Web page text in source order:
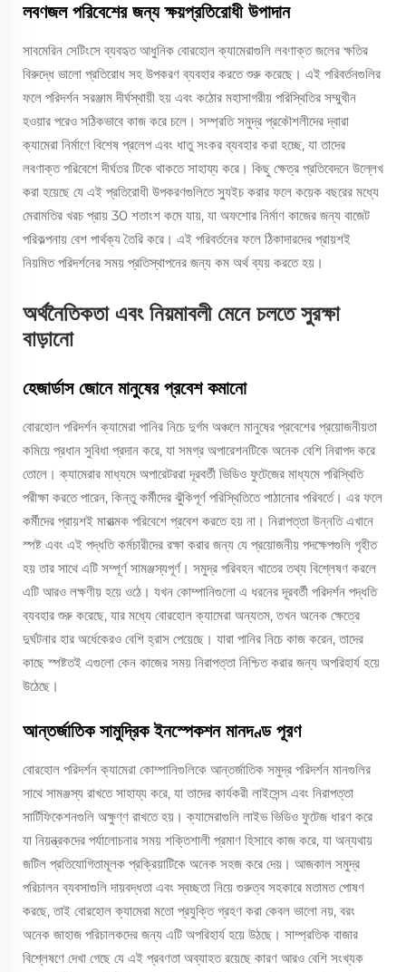
লবণজল পরিবেশের জন্য ক্ষয়প্রতিরোধী উপাদান
সাবমেরিন সেটিংসে ব্যবহৃত আধুনিক বোরহোল ক্যামেরাগুলি লবণাক্ত জলের ক্ষতির
বিরুদ্ধে ভালো প্রতিরোধ সহ উপকরণ ব্যবহার করতে শুরু করেছে। এই পরিবর্তনগুলির
ফলে পরিদর্শন সরঞ্জাম দীর্ঘস্থায়ী হয় এবং কঠোর মহাসাগরীয় পরিস্থিতির সম্মুখীন
হওয়ার পরেও সঠিকভাবে কাজ করে চলে। সম্প্রতি সমুদ্র প্রকৌশলীদের দ্বারা
ক্যামেরা নির্মাণে বিশেষ প্রলেপ এবং ধাতু সংকর ব্যবহার করা হচ্ছে, যা তাদের
লবণাক্ত পরিবেশে দীর্ঘতর টিকে থাকতে সাহায্য করে। কিছু ক্ষেত্র প্রতিবেদনে উল্লেখ
করা হয়েছে যে এই প্রতিরোধী উপকরণগুলিতে স্যুইচ করার ফলে কয়েক বছরের মধ্যে
মেরামতির খরচ প্রায় 30 শতাংশ কমে যায়, যা অফশোর নির্মাণ কাজের জন্য বাজেট
পরিকল্পনায় বেশ পার্থক্য তৈরি করে। এই পরিবর্তনের ফলে ঠিকাদারদের প্রায়শই
নিয়মিত পরিদর্শনের সময় প্রতিস্থাপনের জন্য কম অর্থ ব্যয় করতে হয়।
অর্থনৈতিকতা এবং নিয়মাবলী মেনে চলতে সুরক্ষা
বাড়ানো
হেজার্ডাস জোনে মানুষের প্রবেশ কমানো
বোরহোল পরিদর্শন ক্যামেরা পানির নিচে দুর্গম অঞ্চলে মানুষের প্রবেশের প্রয়োজনীয়তা
কমিয়ে প্রধান সুবিধা প্রদান করে, যা সমগ্র অপারেশনটিকে অনেক বেশি নিরাপদ করে
তোলে। ক্যামেরার মাধ্যমে অপারেটররা দূরবর্তী ভিডিও ফুটেজের মাধ্যমে পরিস্থিতি
পরীক্ষা করতে পারেন, কিন্তু কর্মীদের ঝুঁকিপূর্ণ পরিস্থিতিতে পাঠানোর পরিবর্তে। এর ফলে
কর্মীদের প্রায়শই মারাত্মক পরিবেশে প্রবেশ করতে হয় না। নিরাপত্তা উন্নতি এখানে
স্পষ্ট এবং এই পদ্ধতি কর্মচারীদের রক্ষা করার জন্য যে প্রয়োজনীয় পদক্ষেপগুলি গৃহীত
হয় তার সাথে এটি সম্পূর্ণ সামঞ্জস্যপূর্ণ। সমুদ্র পরিবহন খাতের তথ্য বিশ্লেষণ করলে
এটি আরও লক্ষণীয় হয়ে ওঠে। যখন কোম্পানিগুলো এ ধরনের দূরবর্তী পরিদর্শন পদ্ধতি
ব্যবহার শুরু করেছে, যার মধ্যে বোরহোল ক্যামেরা অন্যতম, তখন অনেক ক্ষেত্রে
দুর্ঘটনার হার অর্ধেকেরও বেশি হ্রাস পেয়েছে। যারা পানির নিচে কাজ করেন, তাদের
কাছে স্পষ্টতই এগুলো কেন কাজের সময় নিরাপত্তা নিশ্চিত করার জন্য অপরিহার্য হয়ে
উঠেছে।
আন্তর্জাতিক সামুদ্রিক ইনস্পেকশন মানদণ্ড পূরণ
বোরহোল পরিদর্শন ক্যামেরা কোম্পানিগুলিকে আন্তর্জাতিক সমুদ্র পরিদর্শন মানগুলির
সাথে সামঞ্জস্য রাখতে সাহায্য করে, যা তাদের কার্যকরী লাইসেন্স এবং নিরাপত্তা
সার্টিফিকেশনগুলি অক্ষুণ্ণ রাখতে হয়। ক্যামেরাগুলি লাইভ ভিডিও ফুটেজ ধারণ করে
যা নিয়ন্ত্রকদের পর্যালোচনার সময় শক্তিশালী প্রমাণ হিসাবে কাজ করে, যা অন্যথায়
জটিল প্রতিযোগিতামূলক প্রক্রিয়াটিকে অনেক সহজ করে দেয়। আজকাল সমুদ্র
পরিচালন ব্যবসাগুলি দায়বদ্ধতা এবং স্বচ্ছতা নিয়ে গুরুত্ব সহকারে মতামত পোষণ
করছে, তাই বোরহোল ক্যামেরা মতো প্রযুক্তি গ্রহণ করা কেবল ভালো নয়, বরং
অনেক জাহাজ পরিচালকদের জন্য এটি অপরিহার্য হয়ে উঠছে। সাম্প্রতিক বাজার
বিশ্লেষণে দেখা গেছে যে এই প্রবণতা অব্যাহত রয়েছে কারণ আরও বেশি সংখ্যক